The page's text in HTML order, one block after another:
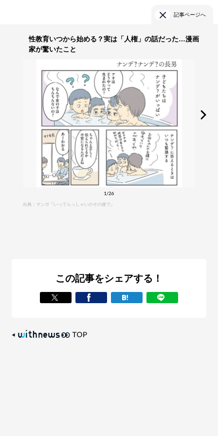
記事ページへ
性教育いつから始める？実は「人権」の話だった…漫画
家が驚いたこと
1/26
出典：マンガ『いってらっしゃいのその後で』
この記事をシェアする！